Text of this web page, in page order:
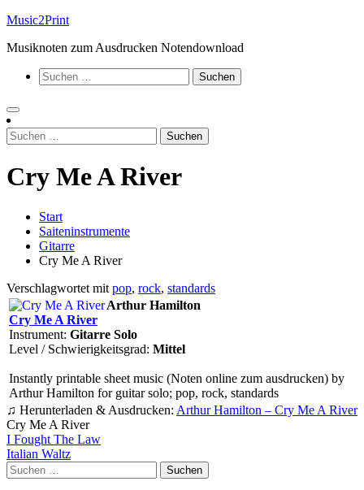
Zum
springen
Music2Print
Musiknoten zum Ausdrucken Notendownload
Suchen
nach:
Suchen
nach:
Cry Me A River
Start
Saiteninstrumente
Gitarre
Cry Me A River
Verschlagwortet mit pop, rock, standards
Arthur Hamilton
Cry Me A River
Instrument: Gitarre Solo
Level / Schwierigkeitsgrad: Mittel
Instantly printable sheet music (Noten online zum ausdrucken) by
Arthur Hamilton for guitar solo; pop, rock, standards
♫ Herunterladen & Ausdrucken: Arthur Hamilton – Cry Me A River
Cry Me A River
Beitragsnavigation
I Fought The Law
Italian Waltz
Suchen
nach: